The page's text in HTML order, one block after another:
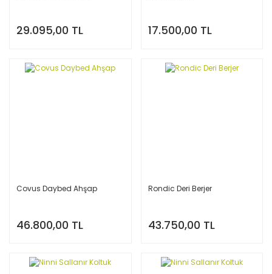
29.095,00 TL 17.500,00 TL
Covus Daybed Ahşap
46.800,00 TL
Rondic Deri Berjer
43.750,00 TL